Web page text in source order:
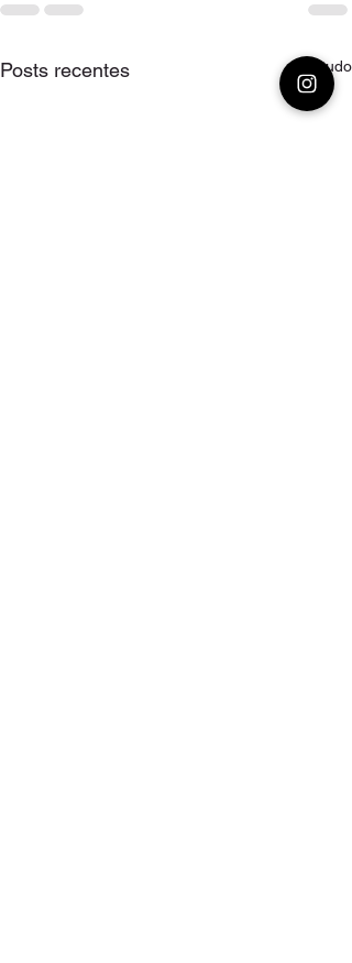
Posts recentes Ver tudo